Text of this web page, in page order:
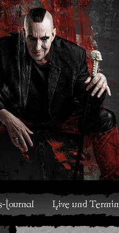
Media Shop Band